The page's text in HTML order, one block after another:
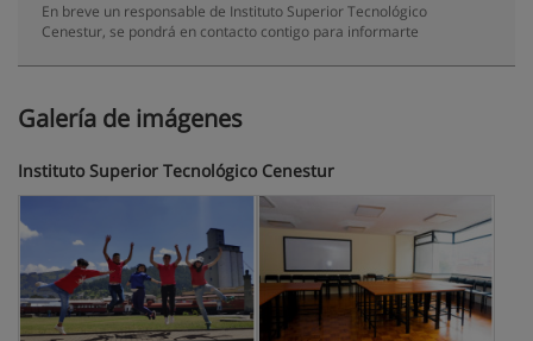
En breve un responsable de Instituto Superior Tecnológico
Cenestur, se pondrá en contacto contigo para informarte
Galería de imágenes
Instituto Superior Tecnológico Cenestur